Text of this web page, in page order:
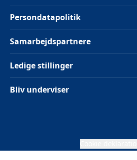
Persondatapolitik
Samarbejdspartnere
Ledige stillinger
Bliv underviser